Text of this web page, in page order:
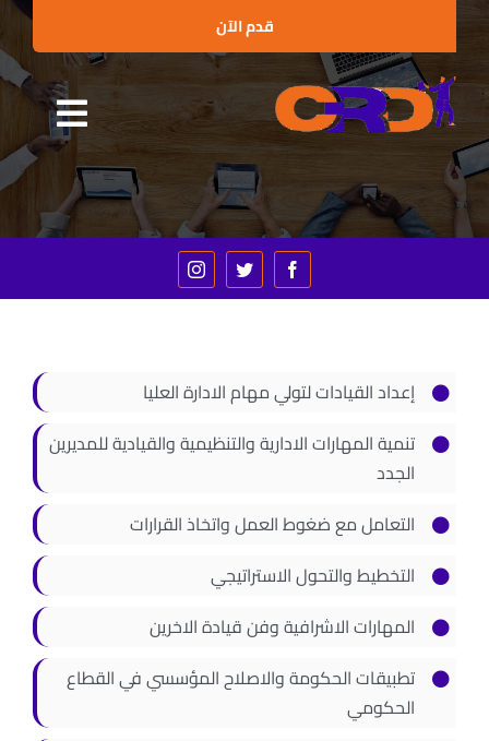
content
قدم الآن
الرئيسية
من نحن
البرامج التدريبية
اتصل بنا
إعداد القيادات لتولي مهام الادارة العليا
تنمية المهارات الادارية والتنظيمية والقيادية للمديرين
الجدد
التعامل مع ضغوط العمل واتخاذ القرارات
التخطيط والتحول الاستراتيجي
المهارات الاشرافية وفن قيادة الاخرين
تطبيقات الحكومة والاصلاح المؤسسي في القطاع
الحكومي